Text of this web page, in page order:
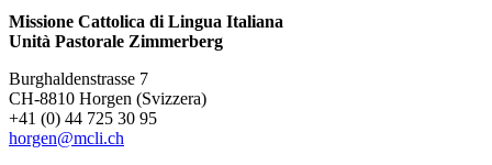
Missione Cattolica di Lingua Italiana
Unità Pastorale Zimmerberg
Burghaldenstrasse 7
CH-8810 Horgen (Svizzera)
+41 (0) 44 725 30 95
horgen@mcli.ch